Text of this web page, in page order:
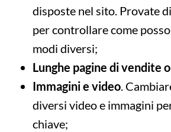
disposte nel sito. Provate
per controllare come
modi diversi;
Lunghe pagine di vendite
Immagini e video.
diversi video e immagini
chiave;